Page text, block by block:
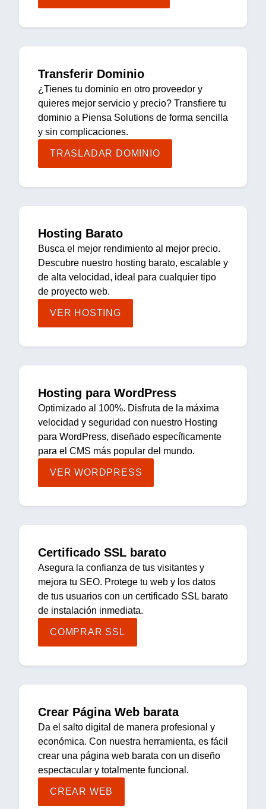
Transferir Dominio
¿Tienes tu dominio en otro proveedor y
quieres mejor servicio y precio? Transfiere tu
dominio a Piensa Solutions de forma sencilla
y sin complicaciones.
TRASLADAR DOMINIO
Hosting Barato
Busca el mejor rendimiento al mejor precio.
Descubre nuestro hosting barato, escalable y
de alta velocidad, ideal para cualquier tipo
de proyecto web.
VER HOSTING
Hosting para WordPress
Optimizado al 100%. Disfruta de la máxima
velocidad y seguridad con nuestro Hosting
para WordPress, diseñado específicamente
para el CMS más popular del mundo.
VER WORDPRESS
Certificado SSL barato
Asegura la confianza de tus visitantes y
mejora tu SEO. Protege tu web y los datos
de tus usuarios con un certificado SSL barato
de instalación inmediata.
COMPRAR SSL
Crear Página Web barata
Da el salto digital de manera profesional y
económica. Con nuestra herramienta, es fácil
crear una página web barata con un diseño
espectacular y totalmente funcional.
CREAR WEB